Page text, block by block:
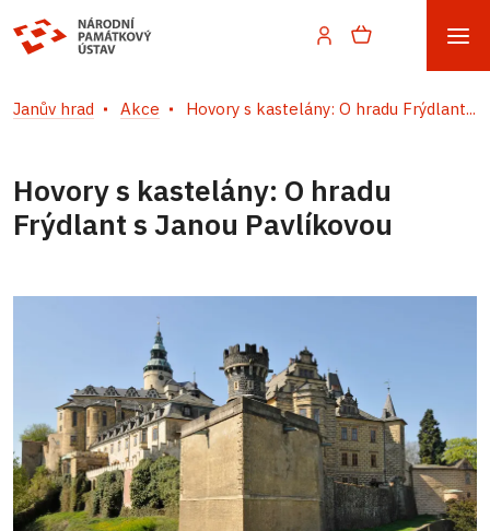
Janův hrad Akce Hovory s kastelány: O hradu Frýdlant...
Hovory s kastelány: O hradu
Frýdlant s Janou Pavlíkovou